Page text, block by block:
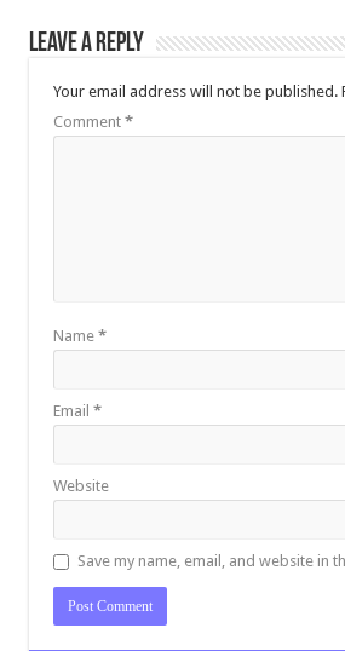
Leave a Reply
Your email address will not be published.
Comment *
Name *
Email *
Website
Save my name, email, and website in